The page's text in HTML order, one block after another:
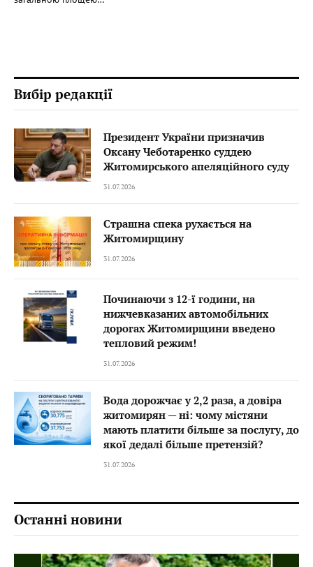
Вибір редакції
Президент України призначив
Оксану Чеботаренко суддею
Житомирського апеляційного суду
31.07.2026
Страшна спека рухається на
Житомирщину
31.07.2026
Починаючи з 12-ї години, на
нижчевказаних автомобільних
дорогах Житомирщини введено
тепловий режим!
31.07.2026
Вода дорожчає у 2,2 раза, а довіра
житомирян — ні: чому містяни
мають платити більше за послугу, до
якої дедалі більше претензій?
31.07.2026
Останні новини